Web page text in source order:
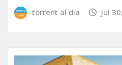
torrent al dia Jul